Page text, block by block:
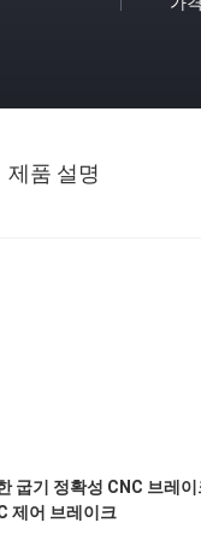
제품 설명
굽기 정확성 CNC 브레이
제어 브레이크